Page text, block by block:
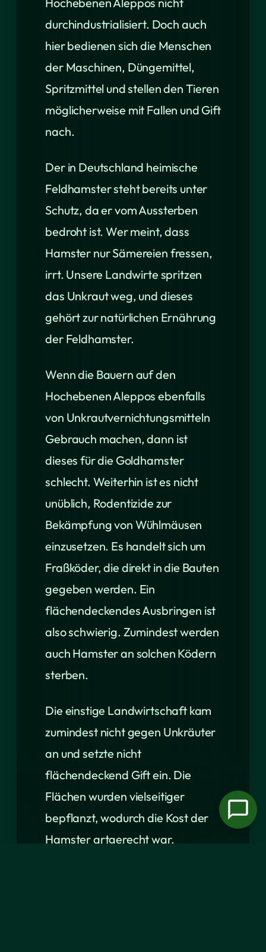
durchindustrialisiert. Doch auch
hier bedienen sich die Menschen
der Maschinen, Düngemittel,
Spritzmittel und stellen den Tieren
möglicherweise mit Fallen und Gift
nach.
Der in Deutschland heimische
Feldhamster steht bereits unter
Schutz, da er vom Aussterben
bedroht ist. Wer meint, dass
Hamster nur Sämereien fressen,
irrt. Unsere Landwirte spritzen
das Unkraut weg, und dieses
gehört zur natürlichen Ernährung
der Feldhamster.
Wenn die Bauern auf den
Hochebenen Aleppos ebenfalls
von Unkrautvernichtungsmitteln
Gebrauch machen, dann ist
dieses für die Goldhamster
schlecht. Weiterhin ist es nicht
unüblich, Rodentizide zur
Bekämpfung von Wühlmäusen
einzusetzen. Es handelt sich um
Fraßköder, die direkt in die Bauten
gegeben werden. Ein
flächendeckendes Ausbringen ist
also schwierig. Zumindest werden
auch Hamster an solchen Ködern
sterben.
Die einstige Landwirtschaft kam
zumindest nicht gegen Unkräuter
an und setzte nicht
flächendeckend Gift ein. Die
Flächen wurden vielseitiger
bepflanzt, wodurch die Kost der
Hamster artgerecht war.